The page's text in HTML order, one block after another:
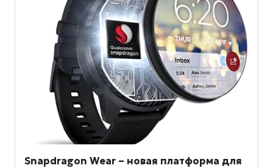
Snapdragon Wear – новая платформа для